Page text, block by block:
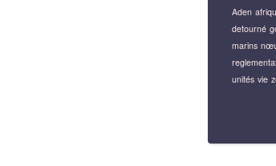
Aden
detourné
marins
unités vie